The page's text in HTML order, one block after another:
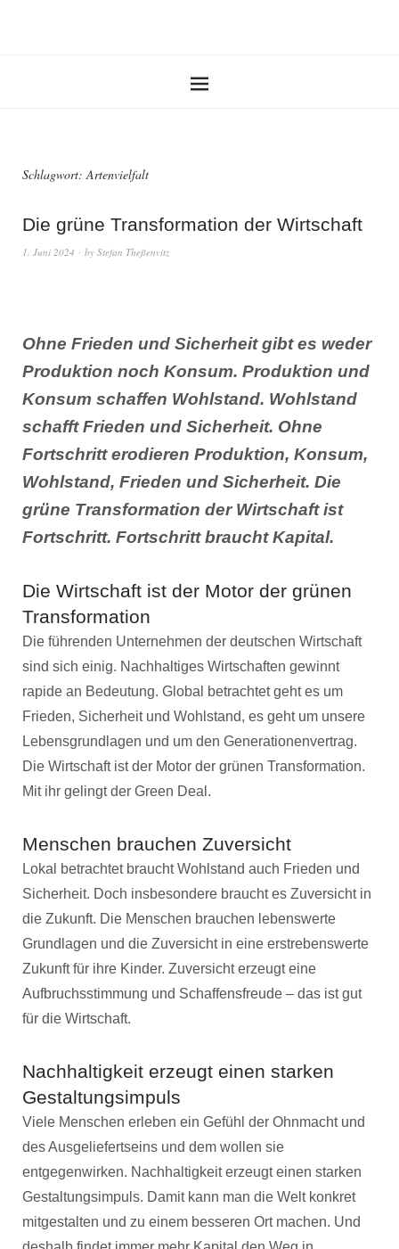
Schlagwort:Artenvielfalt
Die grüne Transformation der Wirtschaft
1. Juni 2024 by Stefan Theßenvitz
Ohne Frieden und Sicherheit gibt es weder
Produktion noch Konsum. Produktion und
Konsum schaffen Wohlstand. Wohlstand
schafft Frieden und Sicherheit. Ohne
Fortschritt erodieren Produktion, Konsum,
Wohlstand, Frieden und Sicherheit. Die
grüne Transformation der Wirtschaft ist
Fortschritt. Fortschritt braucht Kapital.
Die Wirtschaft ist der Motor der grünen
Transformation
Die führenden Unternehmen der deutschen Wirtschaft
sind sich einig. Nachhaltiges Wirtschaften gewinnt
rapide an Bedeutung. Global betrachtet geht es um
Frieden, Sicherheit und Wohlstand, es geht um unsere
Lebensgrundlagen und um den Generationenvertrag.
Die Wirtschaft ist der Motor der grünen Transformation.
Mit ihr gelingt der Green Deal.
Menschen brauchen Zuversicht
Lokal betrachtet braucht Wohlstand auch Frieden und
Sicherheit. Doch insbesondere braucht es Zuversicht in
die Zukunft. Die Menschen brauchen lebenswerte
Grundlagen und die Zuversicht in eine erstrebenswerte
Zukunft für ihre Kinder. Zuversicht erzeugt eine
Aufbruchsstimmung und Schaffensfreude – das ist gut
für die Wirtschaft.
Nachhaltigkeit erzeugt einen starken
Gestaltungsimpuls
Viele Menschen erleben ein Gefühl der Ohnmacht und
des Ausgeliefertseins und dem wollen sie
entgegenwirken. Nachhaltigkeit erzeugt einen starken
Gestaltungsimpuls. Damit kann man die Welt konkret
mitgestalten und zu einem besseren Ort machen. Und